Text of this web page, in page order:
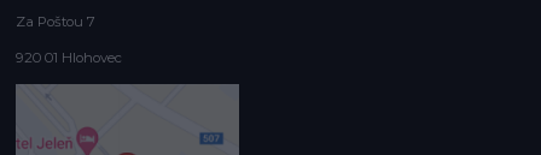
Za Poštou 7
920 01 Hlohovec